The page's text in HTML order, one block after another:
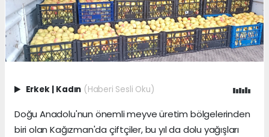
Erkek Kadın (Haberi Sesli Oku)
Doğu Anadolu'nun önemli meyve üretim bölgelerinden
biri olan Kağızman'da çiftçiler, bu yıl da dolu yağışları